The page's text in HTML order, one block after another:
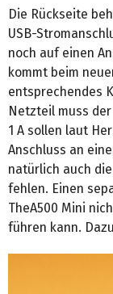
Die Rückseite
USB-
noch auf einen
kommt beim
entsprechendes
Netzteil muss
1 A sollen laut
Anschluss an
natürlich auch
fehlen. Einen
TheA500 Mini
führen kann.